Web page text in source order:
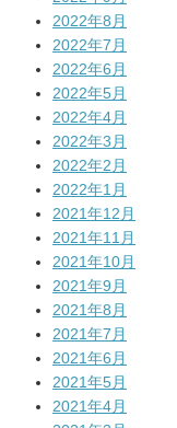
2022年8月
2022年7月
2022年6月
2022年5月
2022年4月
2022年3月
2022年2月
2022年1月
2021年12月
2021年11月
2021年10月
2021年9月
2021年8月
2021年7月
2021年6月
2021年5月
2021年4月